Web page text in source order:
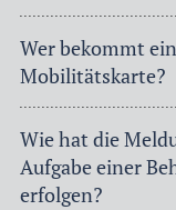
Wer bekommt
Mobilitätskarte?
Wie hat die
Aufgabe einer
erfolgen?